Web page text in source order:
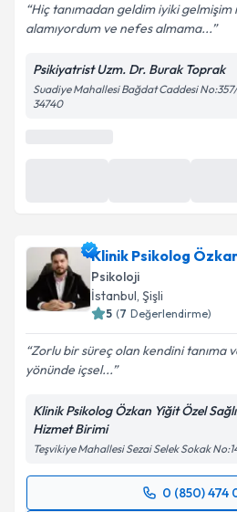
Hiç tanımadan geldim iyiki gelmişim
alamıyordum ve nefes almama...
Psikiyatrist Uzm. Dr. Burak Toprak
Suadiye Mahallesi Bağdat Caddesi
34740
takvim hazırlandığında e-
E-posta Adresiniz
kapsamda işlenmesini
Takvim
Klinik Psikolog
Psikoloji
İstanbul , Şişli
5 (7 Değerlendirme)
Zorlu bir süreç olan kendini tanıma
yönünde içsel...
Klinik Psikolog Özkan Yiğit Özel
Hizmet Birimi
Teşvikiye Mahallesi Sezai Selek Sokak
0 (850) 474
Randevu Takvimi Talebi